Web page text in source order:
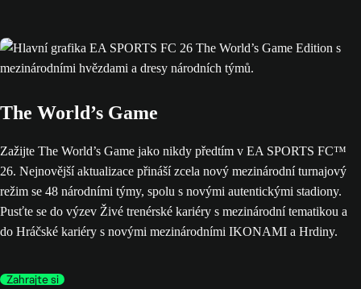
The World’s Game
Zažijte The World’s Game jako nikdy předtím v EA SPORTS FC™
26. Nejnovější aktualizace přináší zcela nový mezinárodní turnajový
režim se 48 národními týmy, spolu s novými autentickými stadiony.
Pusťte se do výzev Živé trenérské kariéry s mezinárodní tematikou a
do Hráčské kariéry s novými mezinárodními IKONAMI a Hrdiny.
Zahrajte si